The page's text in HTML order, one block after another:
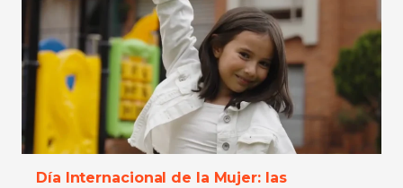
Día Internacional de la Mujer: las